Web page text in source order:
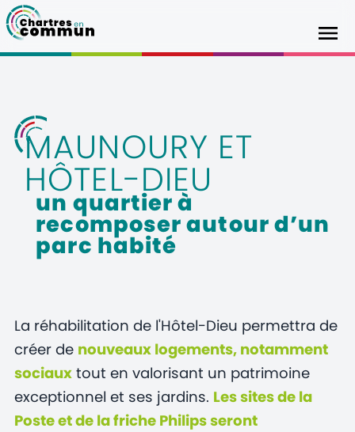
MAUNOURY ET
HÔTEL-DIEU
un quartier à
recomposer autour d’un
parc habité
La réhabilitation de l'Hôtel-Dieu permettra de
créer de nouveaux logements, notamment
sociauxtout en valorisant un patrimoine
exceptionnel et ses jardins. Les sites de la
Poste et de la friche Philips seront